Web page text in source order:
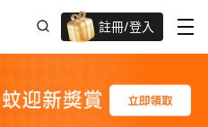
註冊/登入